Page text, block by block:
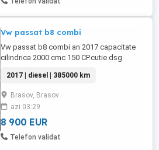
Vw passat b8 combi
Vw passat b8 combi an 2017 capacitate
cilindrica 2000 cmc 150 CP.cutie dsg
scaune și banchete spate.clima pe trei
zone.distronic accelerează și frânează
singură.front asist.senzori ploaie și
cameră schimbare automată fază
lungă.senzori față spate și cameră
marșarier.navigatie.carlig ...
2017 | diesel | 385000 km
Brasov, Brasov
azi 03:29
8 900 EUR
Telefon validat